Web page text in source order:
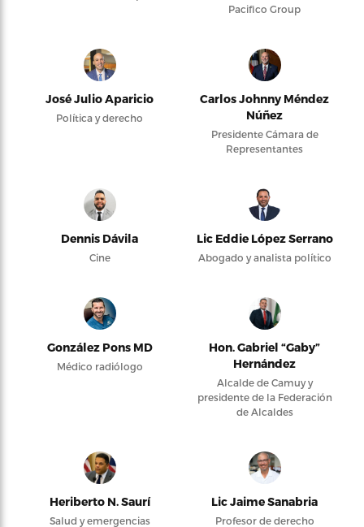
Pacifico Group
José Julio Aparicio
Política y derecho
Carlos Johnny Méndez
Núñez
Presidente Cámara de
Representantes
Dennis Dávila
Cine
Lic Eddie López Serrano
Abogado y analista político
González Pons MD
Médico radiólogo
Hon. Gabriel “Gaby”
Hernández
Alcalde de Camuy y
presidente de la Federación
de Alcaldes
Heriberto N. Saurí
Salud y emergencias
Lic Jaime Sanabria
Profesor de derecho